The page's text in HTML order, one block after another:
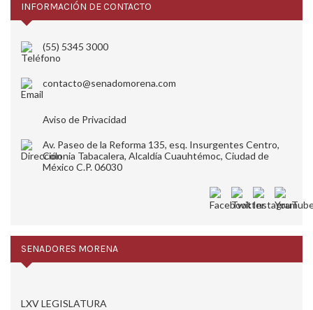
INFORMACIÓN DE CONTACTO
(55) 5345 3000
contacto@senadomorena.com
Aviso de Privacidad
Av. Paseo de la Reforma 135, esq. Insurgentes Centro,
Colonia Tabacalera, Alcaldía Cuauhtémoc, Ciudad de
México C.P. 06030
SENADORES MORENA
LXV LEGISLATURA